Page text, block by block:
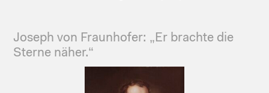
Joseph von Fraunhofer: „Er brachte die
Sterne näher.“